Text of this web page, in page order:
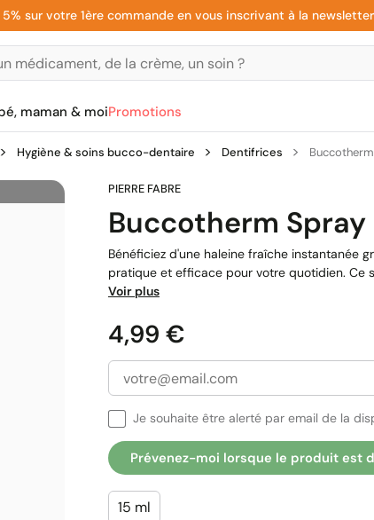
sur votre 1ère commande en vous inscrivant à la newsletter
maman & moiPromotions
Hygiène & soins bucco-dentaire Dentifrices
Buccotherm Spray
Bénéficiez d'une haleine fraîche instantanée
pratique et efficace pour votre quotidien. Ce
Voir plus
Prix
4,99 €
Je souhaite être alerté par email de la
Prévenez-moi lorsque le produit est
15 ml